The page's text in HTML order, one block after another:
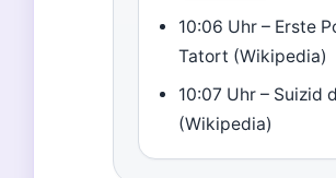
10:06 Uhr – Erste
Tatort (Wikipedia)
10:07 Uhr – Suizid
(Wikipedia)